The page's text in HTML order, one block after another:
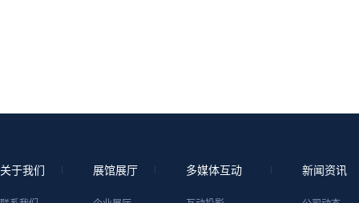
关于我们 展馆展厅 多媒体互动 新闻资讯